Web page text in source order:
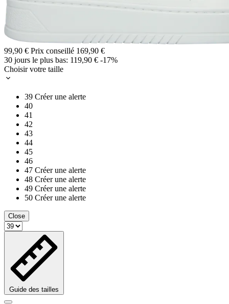
99,90 € Prix conseillé 169,90 €
30 jours le plus bas: 119,90 € -17%
Choisir votre taille
39 Créer une alerte
40
41
42
43
44
45
46
47 Créer une alerte
48 Créer une alerte
49 Créer une alerte
50 Créer une alerte
Close
Guide des tailles